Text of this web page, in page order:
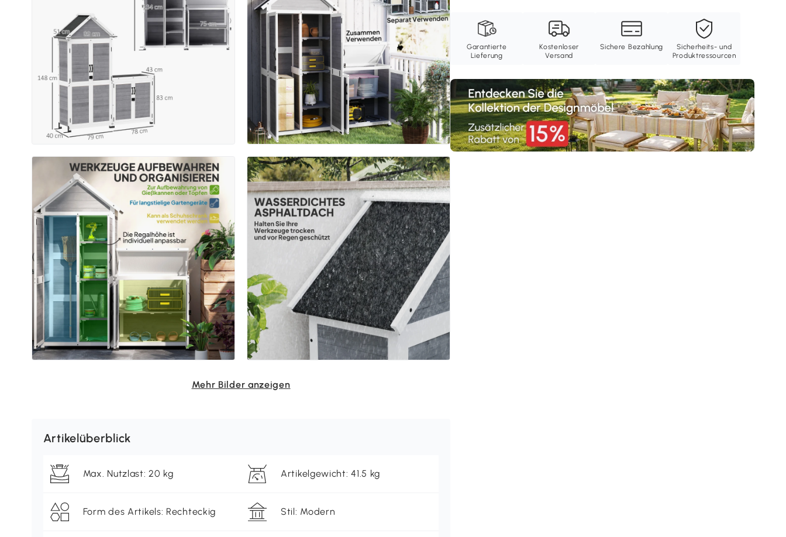
Mehr Bilder anzeigen
Artikelüberblick
Max. Nutzlast: 20 kg Artikelgewicht: 41.5 kg
Form des Artikels: Rechteckig Stil: Modern
Garantierte
Lieferung
Kostenloser
Versand
Sichere Bezahlung
Sicherheits- und
Produktressourcen